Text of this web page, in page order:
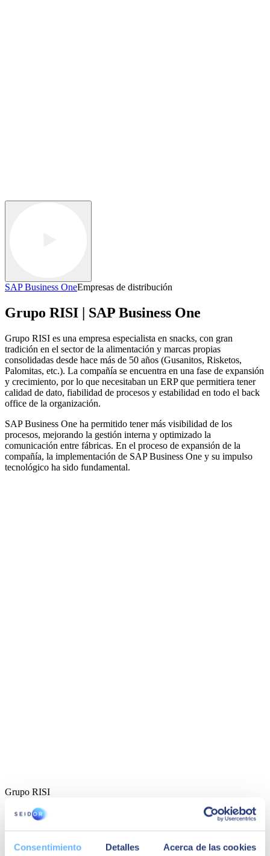
Consentimiento Detalles Acerca de las cookies
SAP Business OneEmpresas de distribución
Grupo RISI | SAP Business One
Grupo RISI es una empresa especialista en snacks, con gran
tradición en el sector de la alimentación y marcas propias
consolidadas desde hace más de 50 años (Gusanitos, Risketos,
Palomitas, etc.). La compañía se encuentra en una fase de expansión
y crecimiento, por lo que necesitaban un ERP que permitiera tener
calidad de dato, fiabilidad de procesos y estabilidad en todo el back
office de la organización.
SAP Business One ha permitido tener más visibilidad de los
procesos, mejorando la gestión interna y optimizado la
comunicación entre fábricas. En el proceso de expansión de la
compañía, la implementación de SAP Business One y su impulso
tecnológico ha sido fundamental.
Grupo RISI